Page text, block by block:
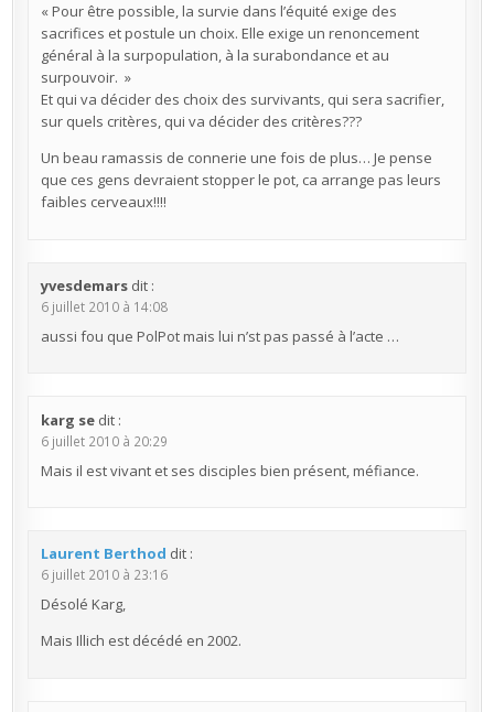
« Pour être possible, la survie dans l’équité exige des
sacrifices et postule un choix. Elle exige un renoncement
général à la surpopulation, à la surabondance et au
surpouvoir. »
Et qui va décider des choix des survivants, qui sera sacrifier,
sur quels critères, qui va décider des critères???
Un beau ramassis de connerie une fois de plus… Je pense
que ces gens devraient stopper le pot, ca arrange pas leurs
faibles cerveaux!!!!
yvesdemars dit :
6 juillet 2010 à 14:08
aussi fou que PolPot mais lui n’st pas passé à l’acte …
karg se dit :
6 juillet 2010 à 20:29
Mais il est vivant et ses disciples bien présent, méfiance.
Laurent Berthod dit :
6 juillet 2010 à 23:16
Désolé Karg,
Mais Illich est décédé en 2002.